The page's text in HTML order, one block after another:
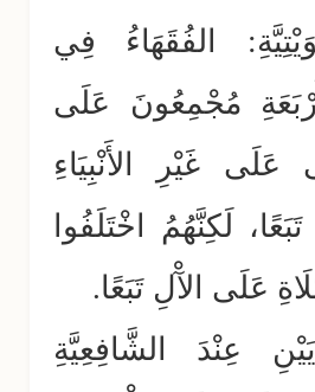
الفُقَهَاءُ فِي
مُجْمِعُونَ عَلَى
عَلَى غَيْرِ الأَنْبِيَاءِ
تَبَعًا، لَكِنَّهُمُ اخْتَلَفُوا
عَلَى الآْلِ تَبَعًا.
عِنْدَ الشَّافِعِيَّةِ